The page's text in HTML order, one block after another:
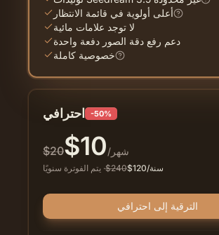
احترافي -50%
$20$10 /شهر
يتم الفوترة سنويًا ·$240$120 /سنة
الترقية إلى احترافي
أعلى أولوية في قائمة الانتظار
لا توجد علامات مائية
دعم رفع دقة الصور دفعة واحدة
خصوصية كاملة